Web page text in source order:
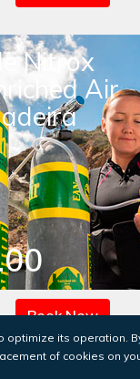
Nitrox
Air
Book Now
optimize its operation.
of cookies on